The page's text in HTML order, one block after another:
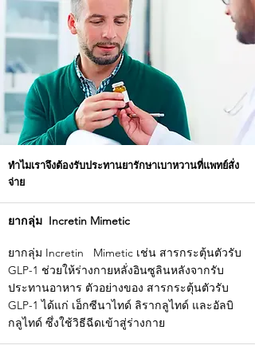
ทำไมเราจึงต้องรับประทานยารักษาเบาหวานที่แพทย์สั่ง
จ่าย
ยากลุ่ม Incretin Mimetic
ยากลุ่ม Incretin Mimetic เช่น สารกระตุ้นตัวรับ
GLP-1 ช่วยให้ร่างกายหลั่งอินซูลินหลังจากรับ
ประทานอาหาร ตัวอย่างของ สารกระตุ้นตัวรับ
GLP-1 ได้แก่ เอ็กซีนาไทด์ ลิรากลูไทด์ และอัลบิ
กลูไทด์ ซึ่งใช้วิธีฉีดเข้าสู่ร่างกาย